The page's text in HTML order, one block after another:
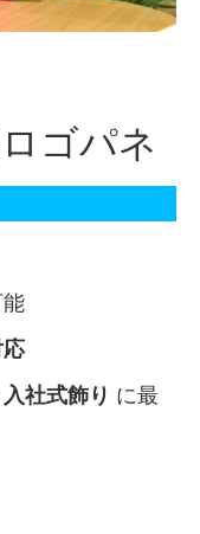
ゴパネ
入社式飾り に最